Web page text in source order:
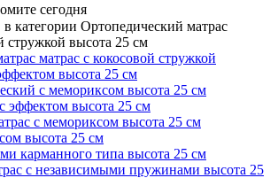
сегодня
категории Ортопедический матрас
стружкой высота 25 см
матрас с кокосовой стружкой
высота 25 см
с мемориксом высота 25 см
эффектом высота 25 см
с мемориксом высота 25 см
высота 25 см
карманного типа высота 25 см
с независимыми пружинами высота 25